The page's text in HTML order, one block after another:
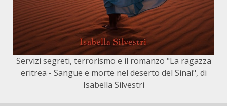
Servizi segreti, terrorismo e il romanzo "La ragazza
eritrea - Sangue e morte nel deserto del Sinai", di
Isabella Silvestri